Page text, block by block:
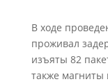
В ходе
проживал
изъяты 82
также магниты